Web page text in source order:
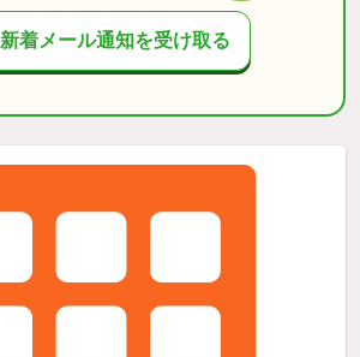
新着メール通知を受け取る